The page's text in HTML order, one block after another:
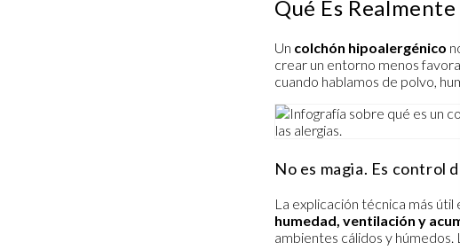
Qué Es
Un colchón hipoalergénico
crear un entorno menos
cuando hablamos de polvo,
No es magia. Es control
La explicación técnica más útil
humedad, ventilación y
ambientes cálidos y